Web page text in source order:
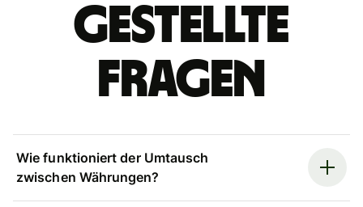
gestellte
Fragen
Wie funktioniert der Umtausch
zwischen Währungen?